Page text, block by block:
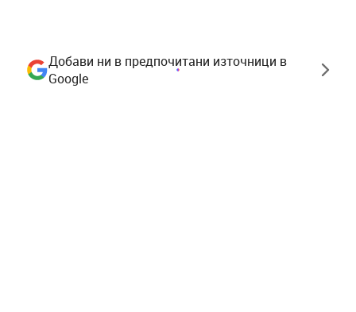
Добави ни в предпочитани източници в
Google